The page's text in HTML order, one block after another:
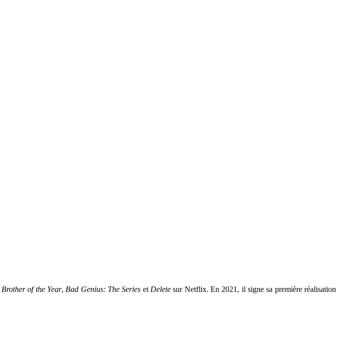
Brother of the Year,Bad Genius: The Series etDeletesur Netflix. En 2021, il signe sa première réalisation